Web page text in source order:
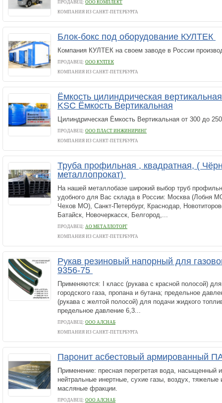
ПРОДАВЕЦ: ООО КОМПЛЕКТ
КОМПАНИЯ ИЗ САНКТ-ПЕТЕРБУРГА
Блок-бокс под оборудование КУЛТЕК
Компания КУЛТЕК на своем заводе в России
ПРОДАВЕЦ: ООО КУЛТЕК
КОМПАНИЯ ИЗ САНКТ-ПЕТЕРБУРГА
Ёмкость цилиндрическая
KSC Ёмкость Вертикальная
Цилиндрическая Ёмкость Вертикальная от 300 до
ПРОДАВЕЦ: ООО ПЛАСТ ИНЖИНИРИНГ
КОМПАНИЯ ИЗ САНКТ-ПЕТЕРБУРГА
Труба профильная , квадратная, (
металлопрокат)
На нашей металлобазе широкий выбор труб
удобного для Вас склада в России: Москва (Лобня
Чехов МО), Санкт-Петербург, Краснодар,
Батайск, Новочеркасск, Белгород,...
ПРОДАВЕЦ: АО МЕТАЛЛОТОРГ
КОМПАНИЯ ИЗ САНКТ-ПЕТЕРБУРГА
Рукав резиновый напорный для
9356-75
Применяются: I класс (рукава с красной полосой)
городского газа, пропана и бутана; предельное
(рукава с желтой полосой) для подачи жидкого
предельное давление 6,3...
ПРОДАВЕЦ: ООО АЛСНАБ
КОМПАНИЯ ИЗ САНКТ-ПЕТЕРБУРГА
Паронит асбестовый армированный
Применение: пресная перегретая вода, насыщенный
нейтральные инертные, сухие газы, воздух, тяжелые
масляные фракции.
ПРОДАВЕЦ: ООО АЛСНАБ